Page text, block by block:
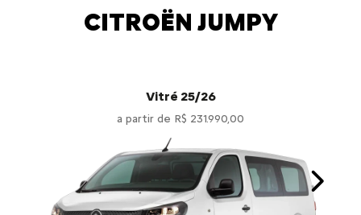
CITROËN JUMPY
Vitré 25/26
a partir de R$ 231.990,00
Next